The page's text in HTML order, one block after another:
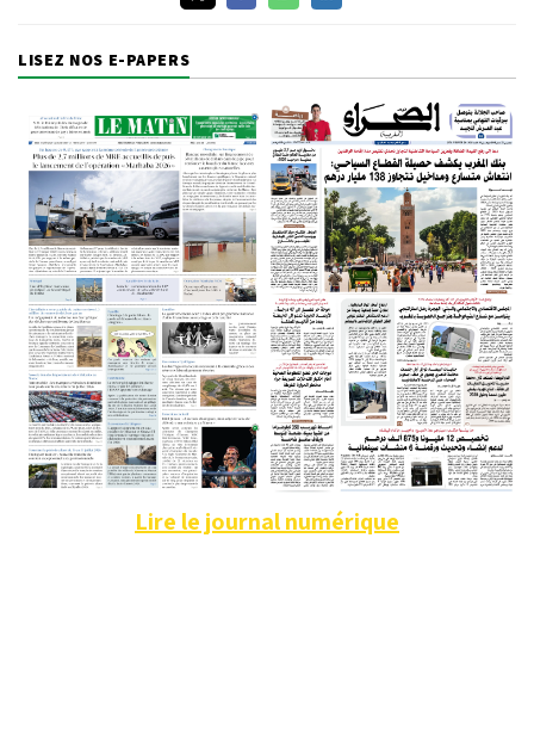
LISEZ NOS E-PAPERS
Lire le journal numérique